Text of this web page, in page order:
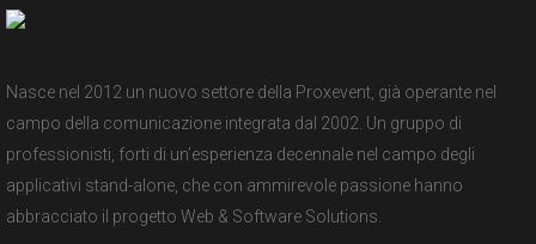
Nasce nel 2012 un nuovo settore della Proxevent, già operante nel
campo della comunicazione integrata dal 2002. Un gruppo di
professionisti, forti di un’esperienza decennale nel campo degli
applicativi stand-alone, che con ammirevole passione hanno
abbracciato il progetto Web & Software Solutions.